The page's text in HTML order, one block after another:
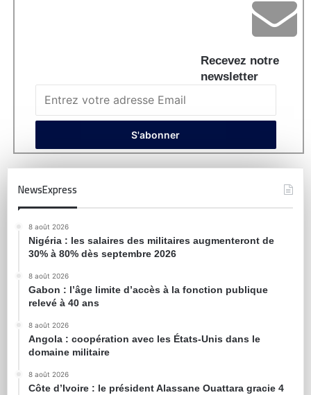
Recevez notre
newsletter
NewsExpress
8 août 2026
Nigéria : les salaires des militaires augmenteront de
30% à 80% dès septembre 2026
8 août 2026
Gabon : l’âge limite d’accès à la fonction publique
relevé à 40 ans
8 août 2026
Angola : coopération avec les États-Unis dans le
domaine militaire
8 août 2026
Côte d’Ivoire : le président Alassane Ouattara gracie 4